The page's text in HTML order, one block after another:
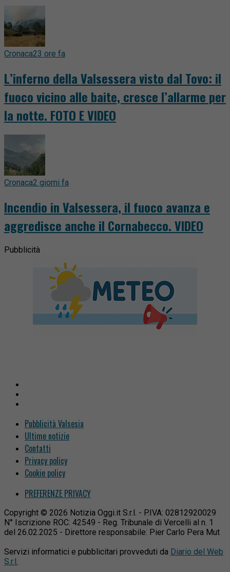
Cronaca23 ore fa
L’inferno della Valsessera visto dal Tovo: il
fuoco vicino alle baite, cresce l’allarme per
la notte. FOTO E VIDEO
Cronaca2 giorni fa
Incendio in Valsessera, il fuoco avanza e
aggredisce anche il Cornabecco. VIDEO
Pubblicità
Pubblicità Valsesia
Ultime notizie
Contatti
Privacy policy
Cookie policy
PREFERENZE PRIVACY
Copyright © 2026 Notizia Oggi.it S.r.l. - P.IVA: 02812920029
N° Iscrizione ROC: 42549 - Reg. Tribunale di Vercelli al n. 1
del 26.02.2025 - Direttore responsabile: Pier Carlo Pera Mut
Servizi informatici e pubblicitari provveduti da Diario del Web
S.r.l.